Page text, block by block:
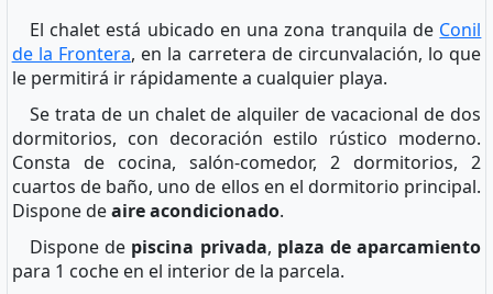
El chalet está ubicado en una zona tranquila de Conil
de la Frontera, en la carretera de circunvalación, lo que
le permitirá ir rápidamente a cualquier playa.
Se trata de un chalet de alquiler de vacacional de dos
dormitorios, con decoración estilo rústico moderno.
Consta de cocina, salón-comedor, 2 dormitorios, 2
cuartos de baño, uno de ellos en el dormitorio principal.
Dispone deaire acondicionado.
Dispone de piscina privada, plaza de aparcamiento
para 1 coche en el interior de la parcela.